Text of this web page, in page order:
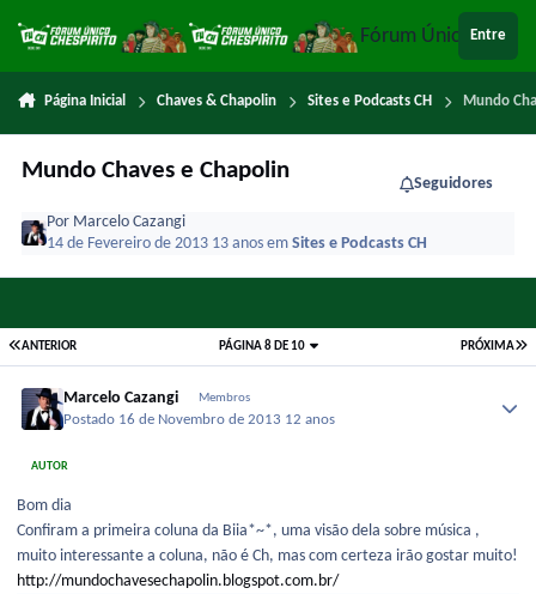
Fórum ÚnicoEntre
Página Inicial Chaves & Chapolin Sites e Podcasts CH Mundo
Mundo Chaves e Chapolin
Seguidores
Por Marcelo Cazangi
14 de Fevereiro de 2013 13 anosemSites e Podcasts CH
ANTERIOR PRÓXIMA
PÁGINA 8 DE 10
Marcelo Cazangi Membros
Postado 16 de Novembro de 2013 12 anos
AUTOR
Bom dia
Confiram a primeira coluna da Biia*~*, uma visão dela sobre música ,
muito interessante a coluna, não é Ch, mas com certeza irão gostar muito!
http://mundochavesechapolin.blogspot.com.br/